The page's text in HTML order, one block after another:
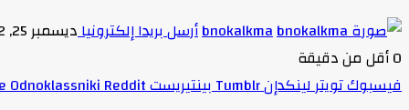
bnokalkmaأرسل بريدا إلكترونياديسمبر 25, 2022
0أقل من دقيقة
فيسبوكتويترلينكدإن بينتيريست Odnoklassniki